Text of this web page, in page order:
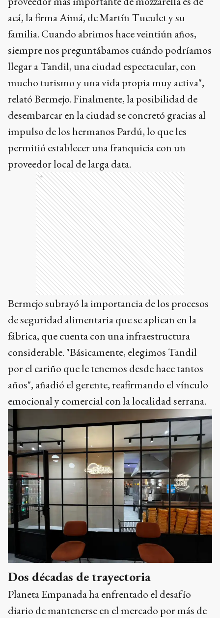
acá, la firma Aimá, de Martín Tuculet y su
familia. Cuando abrimos hace veintiún años,
siempre nos preguntábamos cuándo podríamos
llegar a Tandil, una ciudad espectacular, con
mucho turismo y una vida propia muy activa",
relató Bermejo. Finalmente, la posibilidad de
desembarcar en la ciudad se concretó gracias al
impulso de los hermanos Pardú, lo que les
permitió establecer una franquicia con un
proveedor local de larga data.
Ads
Bermejo subrayó la importancia de los procesos
de seguridad alimentaria que se aplican en la
fábrica, que cuenta con una infraestructura
considerable. "Básicamente, elegimos Tandil
por el cariño que le tenemos desde hace tantos
años", añadió el gerente, reafirmando el vínculo
emocional y comercial con la localidad serrana.
Dos décadas de trayectoria
Planeta Empanada ha enfrentado el desafío
diario de mantenerse en el mercado por más de